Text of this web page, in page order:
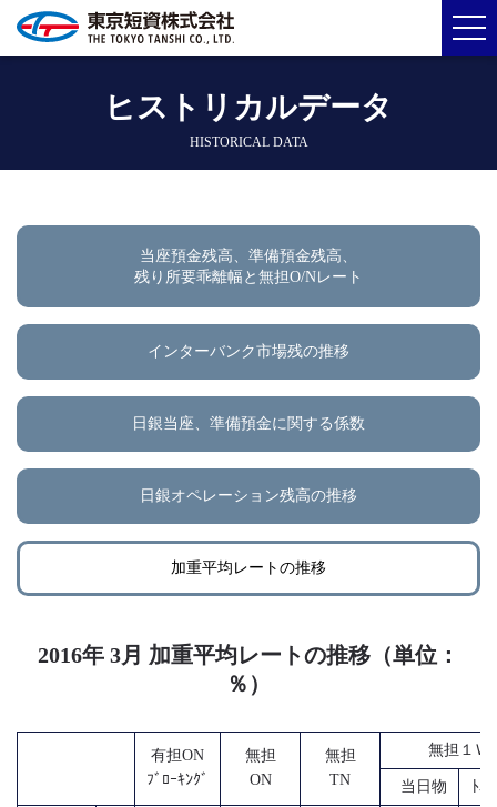
ヒストリカルデータ
HISTORICAL DATA
当座預金残高、準備預金残高、
残り所要乖離幅と無担O/Nレート
インターバンク市場残の推移
日銀当座、準備預金に関する係数
日銀オペレーション残高の推移
加重平均レートの推移
2016年 3月 加重平均レートの推移（単位：
％）
有担ON
ﾌﾞﾛｰｷﾝｸﾞ
無担
ON
無担
TN
無担１Ｗ
当日物 ﾄﾑ